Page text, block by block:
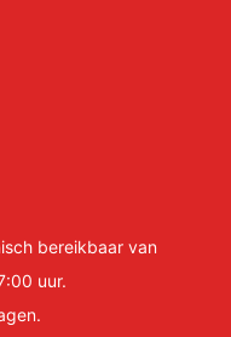
bereikbaar van
uur.